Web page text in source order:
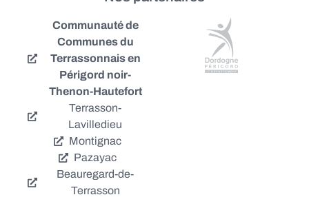
Communauté de
Communes du
Terrassonnais en
Périgord noir-
Thenon-Hautefort
Terrasson-
Lavilledieu
Montignac
Pazayac
Beauregard-de-
Terrasson